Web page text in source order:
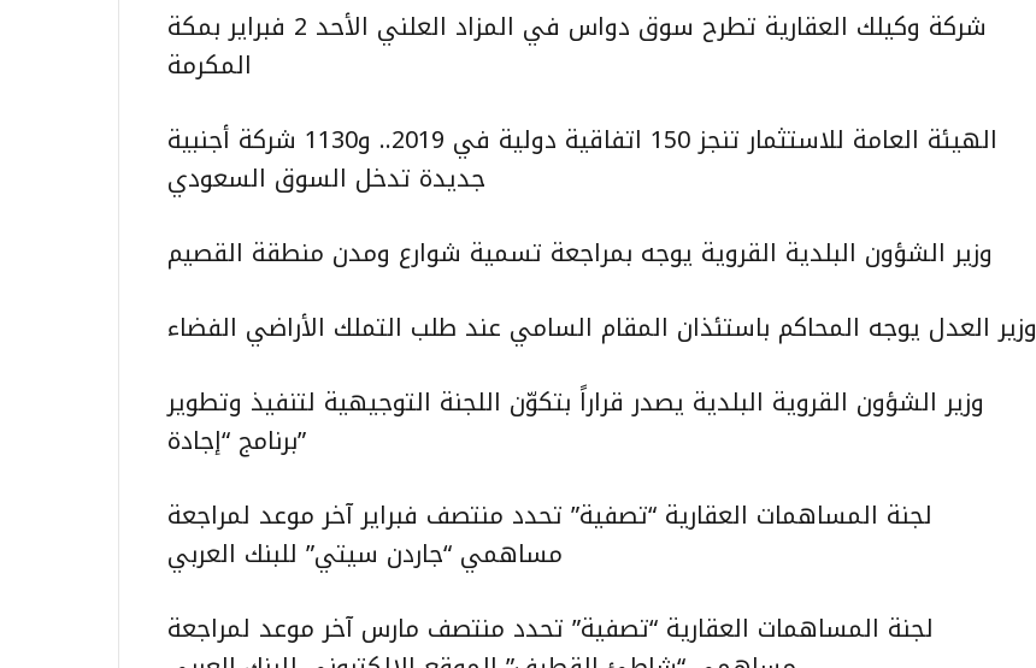
شركة وكيلك العقارية تطرح سوق دواس في المزاد العلني الأحد 2 فبراير بمكة
المكرمة
الهيئة العامة للاستثمار تنجز 150 اتفاقية دولية في 2019.. و1130 شركة أجنبية
جديدة تدخل السوق السعودي
وزير الشؤون البلدية القروية يوجه بمراجعة تسمية شوارع ومدن منطقة القصيم
وزير العدل يوجه المحاكم باستئذان المقام السامي عند طلب التملك الأراضي الفضاء
وزير الشؤون القروية البلدية يصدر قراراً بتكوّن اللجنة التوجيهية لتنفيذ وتطوير
برنامج “إجادة”
لجنة المساهمات العقارية “تصفية” تحدد منتصف فبراير آخر موعد لمراجعة
مساهمي “جاردن سيتي” للبنك العربي
لجنة المساهمات العقارية “تصفية” تحدد منتصف مارس آخر موعد لمراجعة